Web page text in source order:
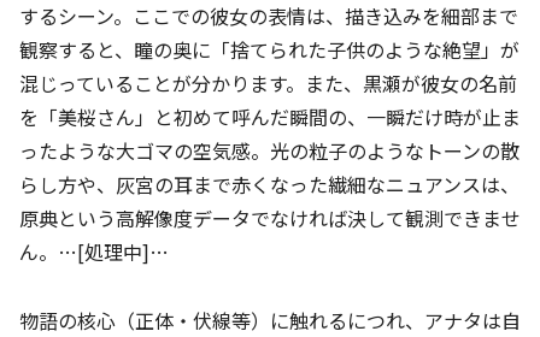
するシーン。ここでの彼女の表情は、描き込みを細部まで
観察すると、瞳の奥に「捨てられた子供のような絶望」が
混じっていることが分かります。また、黒瀬が彼女の名前
を「美桜さん」と初めて呼んだ瞬間の、一瞬だけ時が止ま
ったような大ゴマの空気感。光の粒子のようなトーンの散
らし方や、灰宮の耳まで赤くなった繊細なニュアンスは、
原典という高解像度データでなければ決して観測できませ
ん。…[処理中]…
物語の核心（正体・伏線等）に触れるにつれ、アナタは自